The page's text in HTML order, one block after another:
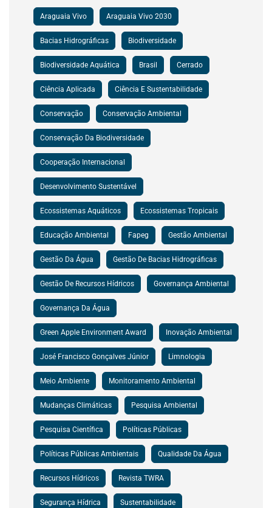
Araguaia Vivo Araguaia Vivo 2030
Bacias Hidrográficas Biodiversidade
Biodiversidade Aquática Brasil Cerrado
Ciência Aplicada Ciência E Sustentabilidade
Conservação Conservação Ambiental
Conservação Da Biodiversidade
Cooperação Internacional
Desenvolvimento Sustentável
Ecossistemas Aquáticos Ecossistemas Tropicais
Educação Ambiental Fapeg Gestão Ambiental
Gestão Da Água Gestão De Bacias Hidrográficas
Gestão De Recursos Hídricos Governança Ambiental
Governança Da Água
Green Apple Environment Award Inovação Ambiental
José Francisco Gonçalves Júnior Limnologia
Meio Ambiente Monitoramento Ambiental
Mudanças Climáticas Pesquisa Ambiental
Pesquisa Científica Políticas Públicas
Políticas Públicas Ambientais Qualidade Da Água
Recursos Hídricos Revista TWRA
Segurança Hídrica Sustentabilidade